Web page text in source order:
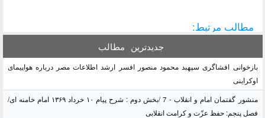
مطالب مرتبط:
جدیدترین مطالب
بازخوانی افشاگری سپهبد محمود منصور افسر ارشد اطلاعات مصر درباره هواپیمای
اوکراینی
منشور گفتمان امام و انقلاب - 7 /بخش دوم : شرح پیام ۱۰ خرداد ۱۳۶۹ امام خامنه ای/
فصل پنجم: حفظ عزّت و کرامت انقلابی